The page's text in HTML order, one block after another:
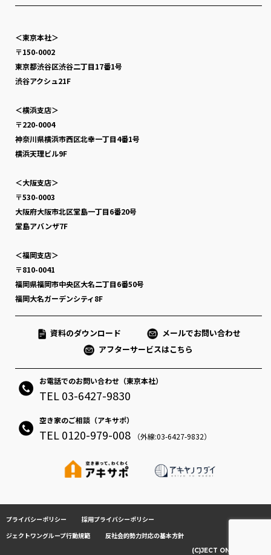
＜東京本社＞
〒150-0002
東京都渋谷区渋谷二丁目17番1号
渋谷アクシュ21F
＜横浜支店＞
〒220-0004
神奈川県横浜市西区北幸一丁目4番1号
横浜天理ビル9F
＜大阪支店＞
〒530-0003
大阪府大阪市北区堂島一丁目6番20号
堂島アバンザ7F
＜福岡支店＞
〒810-0041
福岡県福岡市中央区大名二丁目6番50号
福岡大名ガーデンシティ8F
資料のダウンロード
メールでお問い合わせ
アフターサービスはこちら
お電話でのお問い合わせ（東京本社）
TEL 03-6427-9830
空き家のご相談（アキサポ）
TEL 0120-979-008 （外線:03-6427-9832）
プライバシーポリシー
採用プライバシーポリシー
ジェクトワングループ行動規範
反社会的勢力対応の基本方針
(C)JECT ONE CO.,LTD.